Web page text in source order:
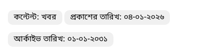
কন্টেন্ট: খবর প্রকাশের তারিখ: ০৪-০১-২০২৬
আর্কাইভ তারিখ: ০১-০১-২০৩১